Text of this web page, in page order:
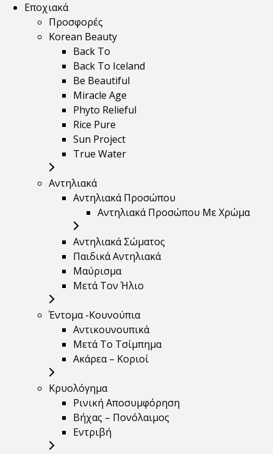
Εποχιακά
Προσφορές
Korean Beauty
Back To
Back To Iceland
Be Beautiful
Miracle Age
Phyto Relieful
Rice Pure
Sun Project
True Water
Αντηλιακά
Αντηλιακά Προσώπου
Αντηλιακά Προσώπου Με Χρώμα
Αντηλιακά Σώματος
Παιδικά Αντηλιακά
Μαύρισμα
Mετά Τον Ήλιο
Έντομα -Κουνούπια
Αντικουνουπικά
Μετά Το Τσίμπημα
Ακάρεα – Κοριοί
Κρυολόγημα
Ρινική Αποσυμφόρηση
Βήχας – Πονόλαιμος
Εντριβή